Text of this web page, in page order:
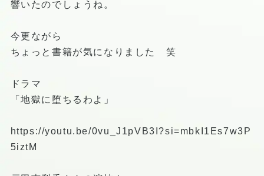
響いたのでしょうね。
今更ながら
ちょっと書籍が気になりました 笑
ドラマ
「地獄に堕ちるわよ」
https://youtu.be/0vu_J1pVB3I?si=mbkI1Es7w3P
5iztM